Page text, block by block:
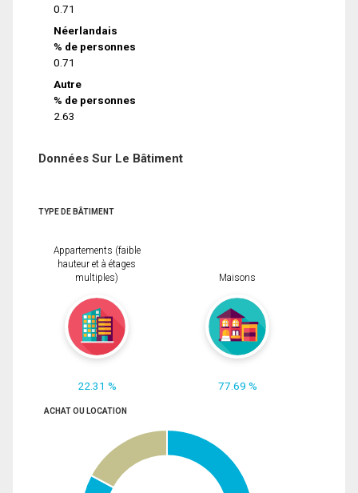
0.71
Néerlandais
% de personnes
0.71
Autre
% de personnes
2.63
Données Sur Le Bâtiment
TYPE DE BÂTIMENT
Appartements (faible
hauteur et à étages
multiples)
22.31 %
Maisons
77.69 %
ACHAT OU LOCATION